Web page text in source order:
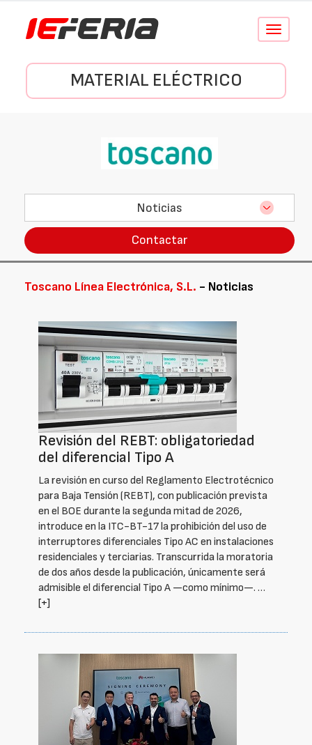
Conmutar
MATERIAL ELÉCTRICO
Noticias
Contactar
Toscano Línea Electrónica, S.L. - Noticias
Revisión del REBT: obligatoriedad
del diferencial Tipo A
La revisión en curso del Reglamento Electrotécnico
para Baja Tensión (REBT), con publicación prevista
en el BOE durante la segunda mitad de 2026,
introduce en la ITC-BT-17 la prohibición del uso de
interruptores diferenciales Tipo AC en instalaciones
residenciales y terciarias. Transcurrida la moratoria
de dos años desde la publicación, únicamente será
admisible el diferencial Tipo A —como mínimo—. …
[+]